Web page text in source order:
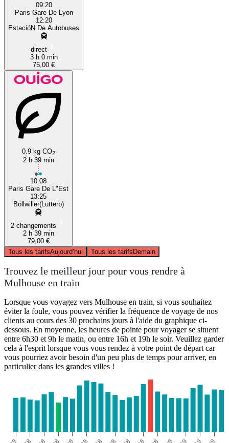
09:20
Paris Gare De Lyon
12:20
EstacióN De Autobuses
direct
3 h 0 min
75,00 €
0.9 kg CO2
2 h 39 min
10:08
Paris Gare De L"Est
13:25
Bollwiller(Lutterb)
2 changements
2 h 39 min
79,00 €
Tous les tarifsAujourd’hui Tous les tarifsDemain
Trouvez le meilleur jour pour vous rendre à
Mulhouse en train
Lorsque vous voyagez vers Mulhouse en train, si vous souhaitez
éviter la foule, vous pouvez vérifier la fréquence de voyage de nos
clients au cours des 30 prochains jours à l'aide du graphique ci-
dessous. En moyenne, les heures de pointe pour voyager se situent
entre 6h30 et 9h le matin, ou entre 16h et 19h le soir. Veuillez garder
cela à l'esprit lorsque vous vous rendez à votre point de départ car
vous pourriez avoir besoin d'un peu plus de temps pour arriver, en
particulier dans les grandes villes !